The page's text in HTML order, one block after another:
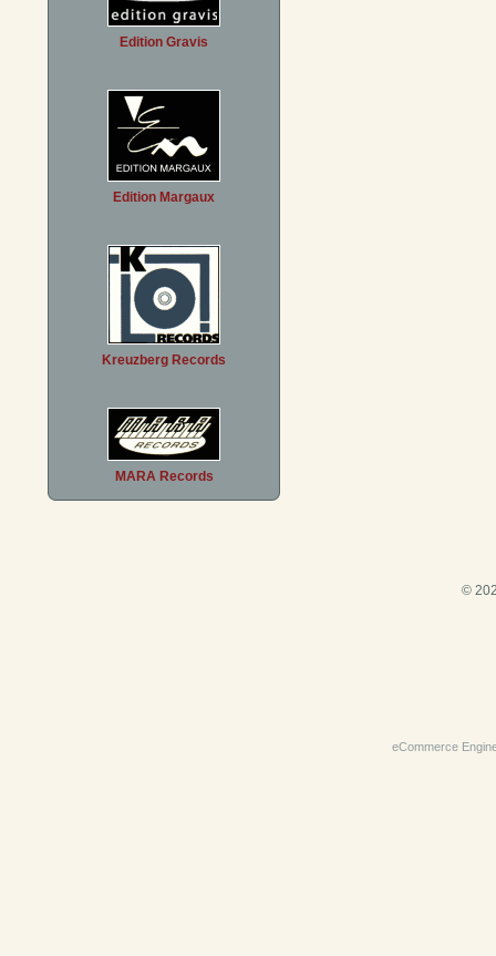
Edition Gravis
Edition Margaux
Kreuzberg Records
MARA Records
©
eCommerce